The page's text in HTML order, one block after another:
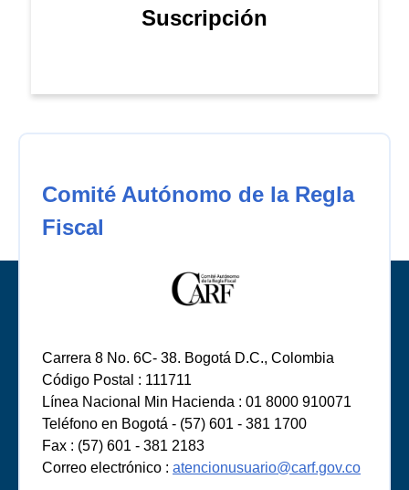
Suscripción
Comité Autónomo de la Regla
Fiscal
Carrera 8 No. 6C- 38. Bogotá D.C., Colombia
Código Postal : 111711
Línea Nacional Min Hacienda : 01 8000 910071
Teléfono en Bogotá - (57) 601 - 381 1700
Fax : (57) 601 - 381 2183
Correo electrónico : atencionusuario@carf.gov.co